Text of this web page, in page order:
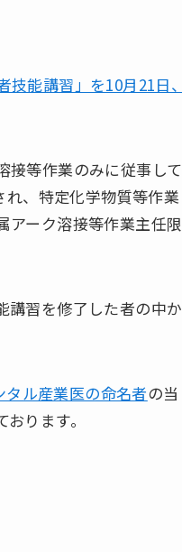
能講習」を10月21日、
接等作業のみに従事して
、特定化学物質等作業
アーク溶接等作業主任限
講習を修了した者の中か
タル産業医の命名者の当
ります。